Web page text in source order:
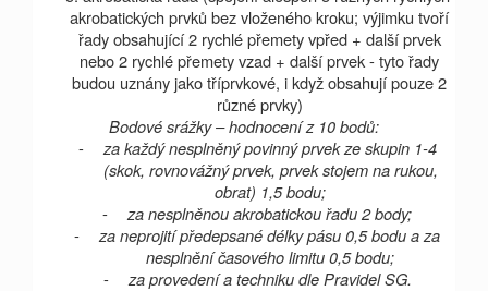
akrobatických prvků bez vloženého kroku; výjimku tvoří
řady obsahující 2 rychlé přemety vpřed + další prvek
nebo 2 rychlé přemety vzad + další prvek - tyto řady
budou uznány jako tříprvkové, i když obsahují pouze 2
různé prvky)
Bodové srážky – hodnocení z 10 bodů:
-
za každý nesplněný povinný prvek ze skupin 1-4
(skok, rovnovážný prvek, prvek stojem na rukou,
obrat) 1,5 bodu;
-
za nesplněnou akrobatickou řadu 2 body;
-
za neprojití předepsané délky pásu 0,5 bodu a za
nesplnění časového limitu 0,5 bodu;
-
za provedení a techniku dle Pravidel SG.